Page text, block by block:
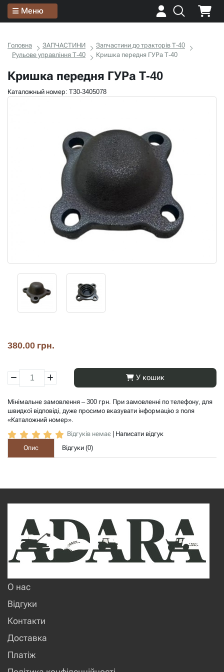
Меню
Головна ЗАПЧАСТИНИ
Запчастини до тракторів Т-40
Рульове управління Т-40
Кришка передня ГУРа Т-40
Кришка передня ГУРа Т-40
Каталожный номер: Т30-3405078
380.00 грн.
У кошик
Мінімальне замовлення – 300 грн. При замовленні по телефону, для
швидкої відповіді, дуже просимо вказувати інформацію з поля
«Каталожний номер».
Відгуків немає
Написати відгук
Опис
Відгуки (0)
О нас
Відгуки
Контакти
Доставка
Платіж